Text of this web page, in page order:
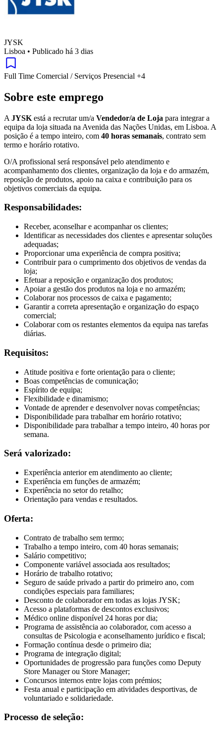
JYSK
Lisboa • Publicado há 3 dias
Full Time Comercial / Serviços Presencial +4
Sobre este emprego
A JYSK está a recrutar um/a Vendedor/a de Loja para integrar a
equipa da loja situada na Avenida das Nações Unidas, em Lisboa. A
posição é a tempo inteiro, com 40 horas semanais, contrato sem
termo e horário rotativo.
O/A profissional será responsável pelo atendimento e
acompanhamento dos clientes, organização da loja e do armazém,
reposição de produtos, apoio na caixa e contribuição para os
objetivos comerciais da equipa.
Responsabilidades:
Receber, aconselhar e acompanhar os clientes;
Identificar as necessidades dos clientes e apresentar soluções
adequadas;
Proporcionar uma experiência de compra positiva;
Contribuir para o cumprimento dos objetivos de vendas da
loja;
Efetuar a reposição e organização dos produtos;
Apoiar a gestão dos produtos na loja e no armazém;
Colaborar nos processos de caixa e pagamento;
Garantir a correta apresentação e organização do espaço
comercial;
Colaborar com os restantes elementos da equipa nas tarefas
diárias.
Requisitos:
Atitude positiva e forte orientação para o cliente;
Boas competências de comunicação;
Espírito de equipa;
Flexibilidade e dinamismo;
Vontade de aprender e desenvolver novas competências;
Disponibilidade para trabalhar em horário rotativo;
Disponibilidade para trabalhar a tempo inteiro, 40 horas por
semana.
Será valorizado:
Experiência anterior em atendimento ao cliente;
Experiência em funções de armazém;
Experiência no setor do retalho;
Orientação para vendas e resultados.
Oferta:
Contrato de trabalho sem termo;
Trabalho a tempo inteiro, com 40 horas semanais;
Salário competitivo;
Componente variável associada aos resultados;
Horário de trabalho rotativo;
Seguro de saúde privado a partir do primeiro ano, com
condições especiais para familiares;
Desconto de colaborador em todas as lojas JYSK;
Acesso a plataformas de descontos exclusivos;
Médico online disponível 24 horas por dia;
Programa de assistência ao colaborador, com acesso a
consultas de Psicologia e aconselhamento jurídico e fiscal;
Formação contínua desde o primeiro dia;
Programa de integração digital;
Oportunidades de progressão para funções como Deputy
Store Manager ou Store Manager;
Concursos internos entre lojas com prémios;
Festa anual e participação em atividades desportivas, de
voluntariado e solidariedade.
Processo de seleção: